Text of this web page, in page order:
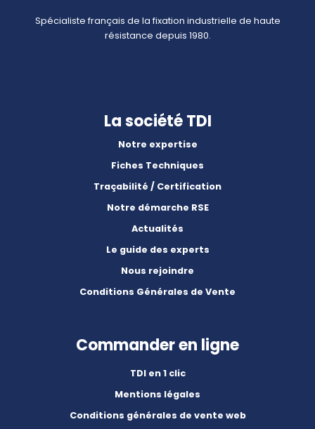
Spécialiste français de la fixation industrielle de haute
résistance depuis 1980.
La société TDI
Notre expertise
Fiches Techniques
Traçabilité / Certification
Notre démarche RSE
Actualités
Le guide des experts
Nous rejoindre
Conditions Générales de Vente
Commander en ligne
TDI en 1 clic
Mentions légales
Conditions générales de vente web